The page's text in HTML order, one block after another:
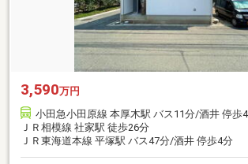
3,590万円
小田急小田原線 本厚木駅 バス11分/酒井 停歩
ＪＲ相模線 社家駅 徒歩26分
ＪＲ東海道本線 平塚駅 バス47分/酒井 停歩4分